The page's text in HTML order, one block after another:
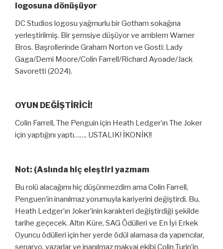
logosuna dönüşüyor
DC Studios logosu yağmurlu bir Gotham sokağına
yerleştirilmiş. Bir şemsiye düşüyor ve amblem Warner
Bros. Başrollerinde Graham Norton ve Gosti: Lady
Gaga/Demi Moore/Colin Farrell/Richard Ayoade/Jack
Savoretti (2024).
OYUN DEĞİŞTİRİCİ!
Colin Farrell, The Penguin için Heath Ledger’ın The Joker
için yaptığını yaptı……. USTALIK! İKONİK!!
Not: (Aslında hiç eleştiri yazmam
Bu rolü alacağımı hiç düşünmezdim ama Colin Farrell,
Penguen’in inanılmaz yorumuyla kariyerini değiştirdi. Bu,
Heath Ledger’ın Joker’inin karakteri değiştirdiği şekilde
tarihe geçecek. Altın Küre, SAG Ödülleri ve En İyi Erkek
Oyuncu ödülleri için her yerde ödül alamasa da yapımcılar,
senaryo, yazarlar ve inanılmaz makyaj ekibi Colin Turin’in